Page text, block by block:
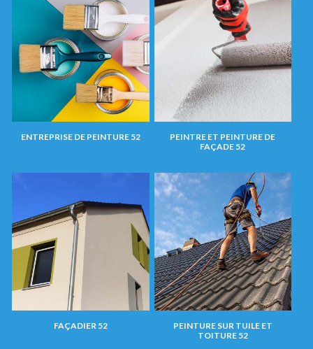
ENTREPRISE DE PEINTURE 52
PEINTRE ET PEINTURE DE
FAÇADE 52
FAÇADIER 52
PEINTURE SUR TUILE ET
TOITURE 52